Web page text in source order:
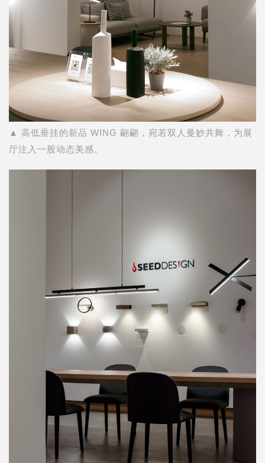
▲ 高低垂挂的新品 WING 翩翩，宛若双人曼妙共舞，为展
厅注入一股动态美感。